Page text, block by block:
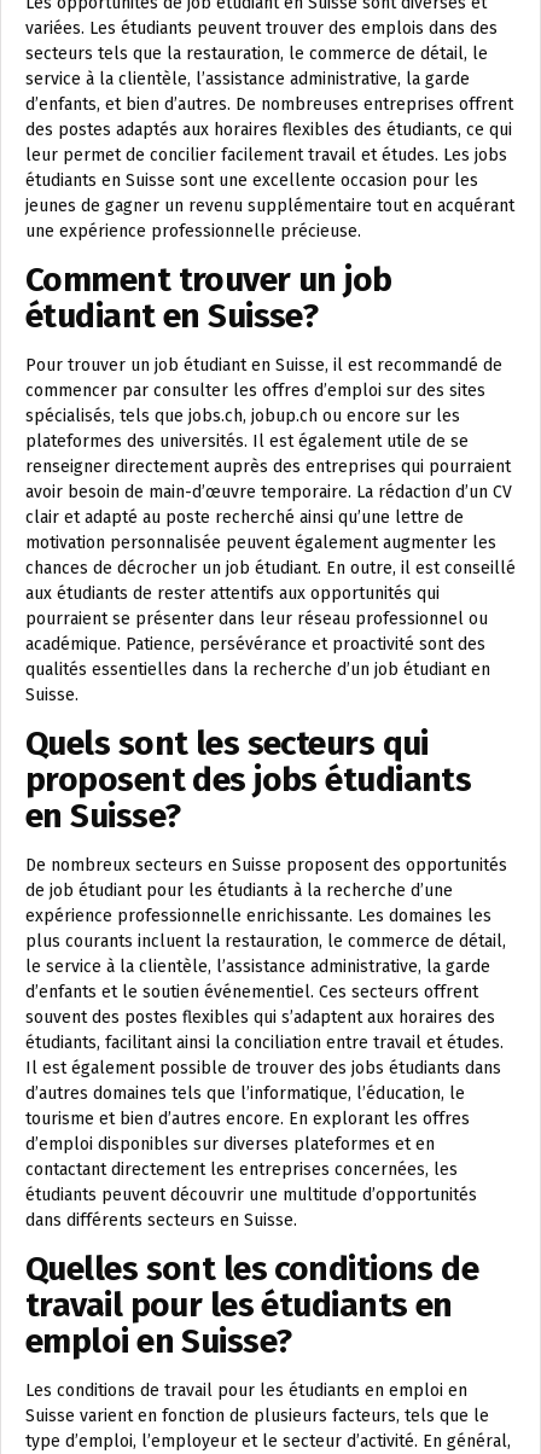
variées. Les étudiants peuvent trouver des emplois dans des
secteurs tels que la restauration, le commerce de détail, le
service à la clientèle, l’assistance administrative, la garde
d’enfants, et bien d’autres. De nombreuses entreprises offrent
des postes adaptés aux horaires flexibles des étudiants, ce qui
leur permet de concilier facilement travail et études. Les jobs
étudiants en Suisse sont une excellente occasion pour les
jeunes de gagner un revenu supplémentaire tout en acquérant
une expérience professionnelle précieuse.
Comment trouver un job
étudiant en Suisse?
Pour trouver un job étudiant en Suisse, il est recommandé de
commencer par consulter les offres d’emploi sur des sites
spécialisés, tels que jobs.ch, jobup.ch ou encore sur les
plateformes des universités. Il est également utile de se
renseigner directement auprès des entreprises qui pourraient
avoir besoin de main-d’œuvre temporaire. La rédaction d’un CV
clair et adapté au poste recherché ainsi qu’une lettre de
motivation personnalisée peuvent également augmenter les
chances de décrocher un job étudiant. En outre, il est conseillé
aux étudiants de rester attentifs aux opportunités qui
pourraient se présenter dans leur réseau professionnel ou
académique. Patience, persévérance et proactivité sont des
qualités essentielles dans la recherche d’un job étudiant en
Suisse.
Quels sont les secteurs qui
proposent des jobs étudiants
en Suisse?
De nombreux secteurs en Suisse proposent des opportunités
de job étudiant pour les étudiants à la recherche d’une
expérience professionnelle enrichissante. Les domaines les
plus courants incluent la restauration, le commerce de détail,
le service à la clientèle, l’assistance administrative, la garde
d’enfants et le soutien événementiel. Ces secteurs offrent
souvent des postes flexibles qui s’adaptent aux horaires des
étudiants, facilitant ainsi la conciliation entre travail et études.
Il est également possible de trouver des jobs étudiants dans
d’autres domaines tels que l’informatique, l’éducation, le
tourisme et bien d’autres encore. En explorant les offres
d’emploi disponibles sur diverses plateformes et en
contactant directement les entreprises concernées, les
étudiants peuvent découvrir une multitude d’opportunités
dans différents secteurs en Suisse.
Quelles sont les conditions de
travail pour les étudiants en
emploi en Suisse?
Les conditions de travail pour les étudiants en emploi en
Suisse varient en fonction de plusieurs facteurs, tels que le
type d’emploi, l’employeur et le secteur d’activité. En général,